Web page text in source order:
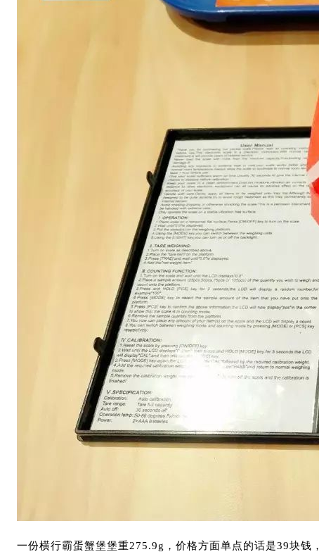
一份横行霸蛋蟹堡堡重275.9g，价格方面单点的话是39块钱